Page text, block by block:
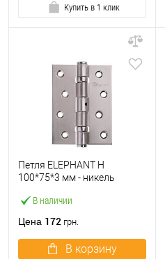
Купить в 1 клик
В наличии
Петля ELEPHANT H
100*75*3 мм - никель
Цена 172 грн.
В корзину